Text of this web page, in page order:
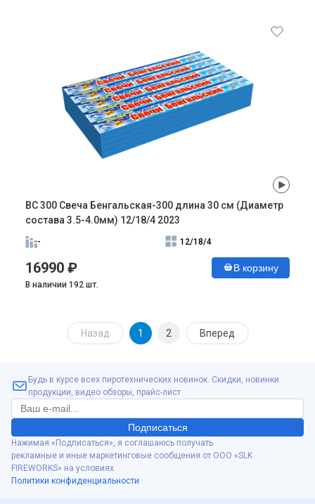
ВС 300 Свеча Бенгальская-300 длина 30 см (Диаметр
состава 3.5-4.0мм) 12/18/4 2023
- 12/18/4
16990 ₽ В корзину
В наличии 192 шт.
Назад 1 2 Вперед
Будь в курсе всех пиротехнических новинок. Скидки, новинки
продукции, видео обзоры, прайс-лист
Подписаться
Нажимая «Подписаться», я соглашаюсь получать
рекламные и иные маркетинговые сообщения от ООО «SLK
FIREWORKS» на условиях
Политики конфиденциальности